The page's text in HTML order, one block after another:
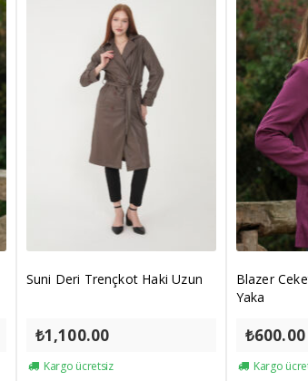
Suni Deri Trençkot Haki Uzun
₺1,100.00
Kargo ücretsiz
Blazer
Yaka
₺600.00
Kargo